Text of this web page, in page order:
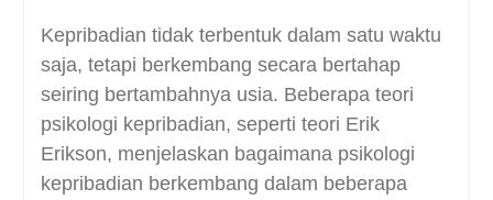
Kepribadian tidak terbentuk dalam satu waktu
saja, tetapi berkembang secara bertahap
seiring bertambahnya usia. Beberapa teori
psikologi kepribadian, seperti teori Erik
Erikson, menjelaskan bagaimana psikologi
kepribadian berkembang dalam beberapa